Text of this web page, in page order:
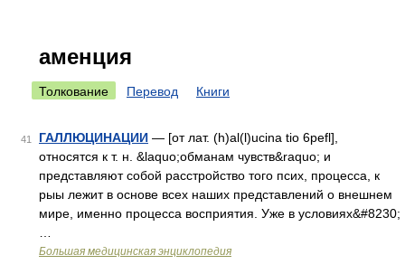
аменция
Толкование Перевод Книги
41 ГАЛЛЮЦИНАЦИИ — [от лат. (h)al(l)ucina tio 6pefl],
относятся к т. н. &laquo;обманам чувств&raquo; и
представляют собой расстройство того псих, процесса, к
рыы лежит в основе всех наших представлений о внешнем
мире, именно процесса восприятия. Уже в условиях&#8230;
Большая медицинская энциклопедия